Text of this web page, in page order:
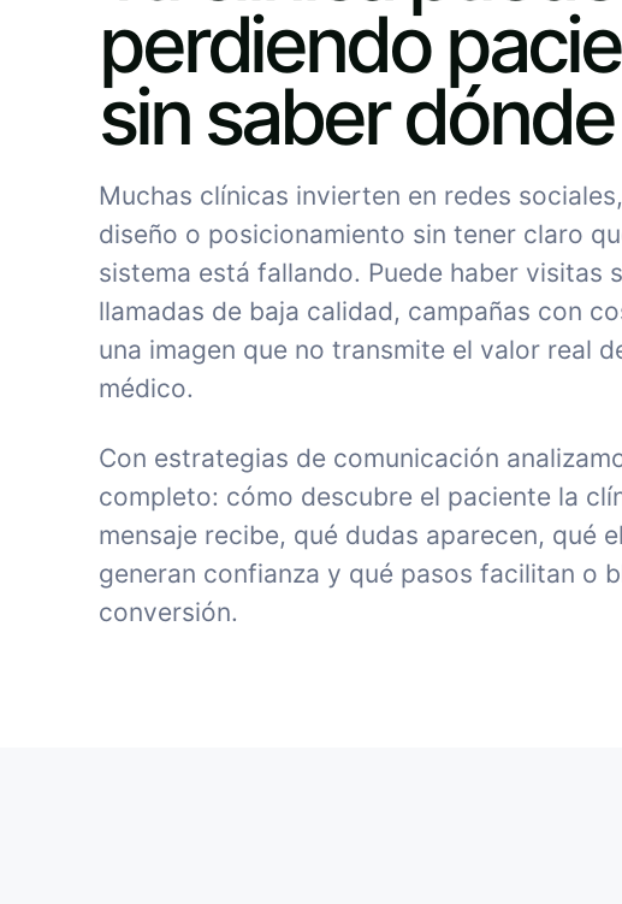
perdiendo
sin saber dónde
Muchas clínicas invierten en redes
diseño o posicionamiento sin tener claro
sistema está fallando. Puede haber visitas
llamadas de baja calidad, campañas con
una imagen que no transmite el valor real
médico.
Con estrategias de comunicación
completo: cómo descubre el paciente la
mensaje recibe, qué dudas aparecen, qué
generan confianza y qué pasos facilitan o
conversión.